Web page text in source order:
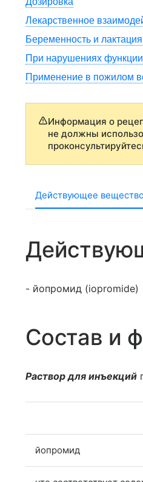
Лекарственное
Беременность и лактация
При нарушениях
Применение в пожилом
Информация о
не должны
Действующее
- йопромид (iopromide)
Состав и
Раствор для инъекций
йопромид